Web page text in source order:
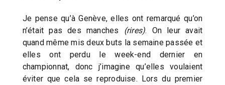
Je pense qu’à Genève, elles ont remarqué qu’on
n’était pas des manches (rires). On leur avait
quand même mis deux buts la semaine passée et
elles ont perdu le week-end dernier en
championnat, donc j’imagine qu’elles voulaient
éviter que cela se reproduise. Lors du premier